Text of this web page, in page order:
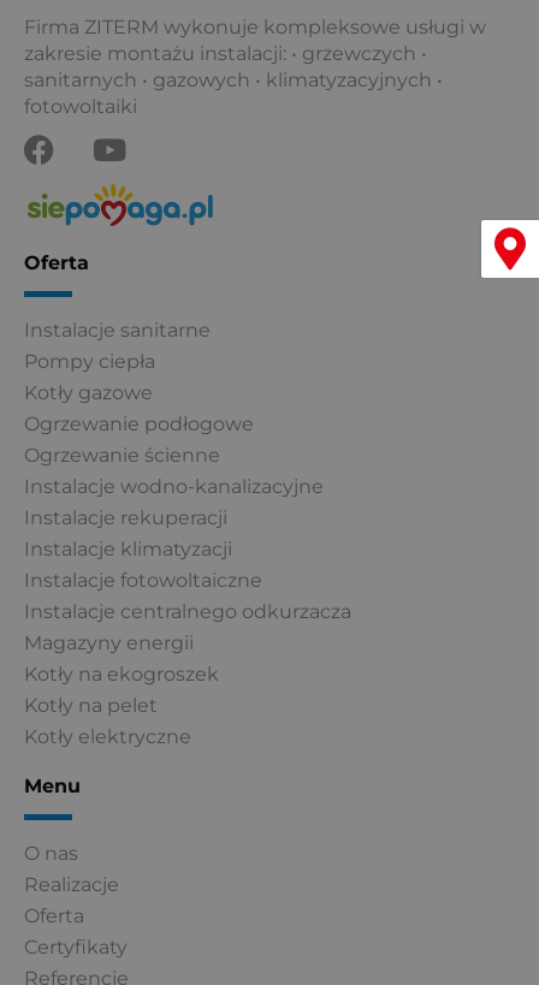
Firma ZITERM wykonuje kompleksowe usługi w
zakresie montażu instalacji: • grzewczych •
sanitarnych • gazowych • klimatyzacyjnych •
fotowoltaiki
F
a
c
e
b
o
k
Y
o
u
t
Oferta
Instalacje sanitarne
Pompy ciepła
Kotły gazowe
Ogrzewanie podłogowe
Ogrzewanie ścienne
Instalacje wodno-kanalizacyjne
Instalacje rekuperacji
Instalacje klimatyzacji
Instalacje fotowoltaiczne
Instalacje centralnego odkurzacza
Magazyny energii
Kotły na ekogroszek
Kotły na pelet
Kotły elektryczne
Menu
O nas
Realizacje
Oferta
Certyfikaty
Referencje
Menu